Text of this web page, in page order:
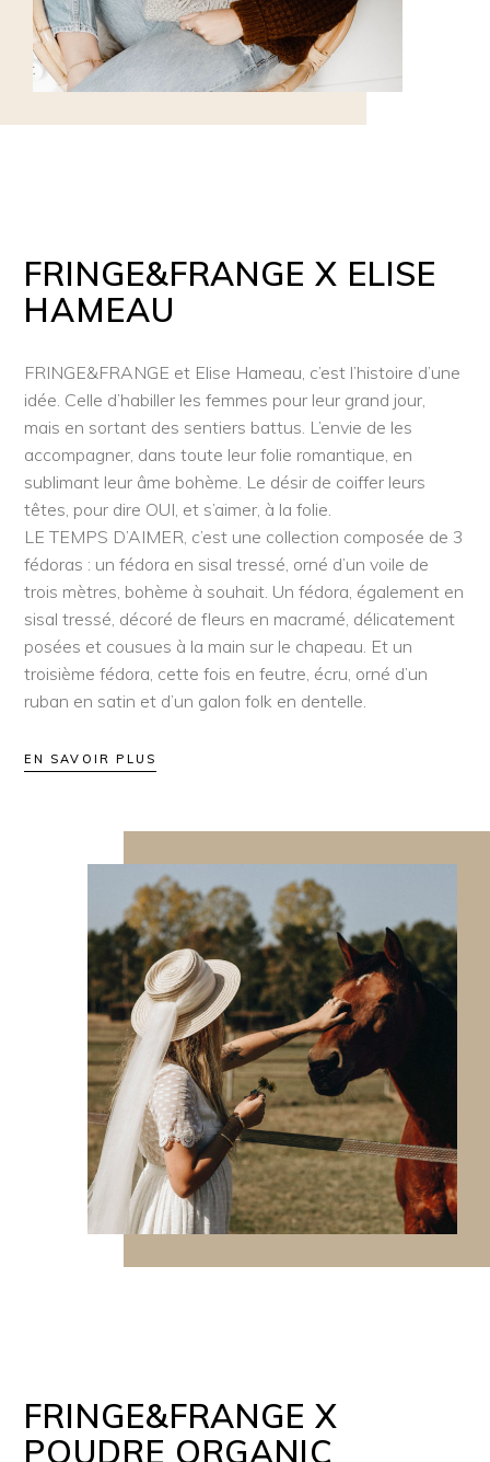
FRINGE&FRANGE X ELISE
HAMEAU
FRINGE&FRANGE et Elise Hameau, c’est l’histoire d’une
idée. Celle d’habiller les femmes pour leur grand jour,
mais en sortant des sentiers battus. L’envie de les
accompagner, dans toute leur folie romantique, en
sublimant leur âme bohème. Le désir de coiffer leurs
têtes, pour dire OUI, et s’aimer, à la folie.
LE TEMPS D’AIMER, c’est une collection composée de 3
fédoras : un fédora en sisal tressé, orné d’un voile de
trois mètres, bohème à souhait. Un fédora, également en
sisal tressé, décoré de fleurs en macramé, délicatement
posées et cousues à la main sur le chapeau. Et un
troisième fédora, cette fois en feutre, écru, orné d’un
ruban en satin et d’un galon folk en dentelle.
EN SAVOIR PLUS
FRINGE&FRANGE X
POUDRE ORGANIC